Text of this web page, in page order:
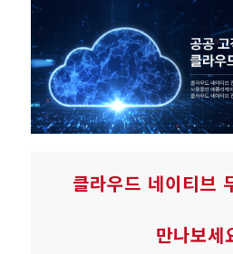
클라우드 네이티브
만나보세